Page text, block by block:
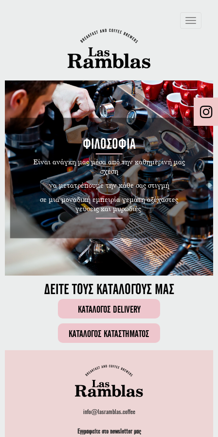
Toggle
ΦΙΛΟΣΟΦΙΑ
Είναι ανάγκη μας μέσα από την καθημερινή μας
σχέση
να μετατρέπουμε την κάθε σας στιγμή
σε μια μοναδική εμπειρία γεμάτη αξέχαστες
γεύσεις και μυρωδιές.
ΔΕΙΤΕ ΤΟΥΣ ΚΑΤΑΛΟΓΟΥΣ ΜΑΣ
ΚΑΤΑΛΟΓΟΣ DELIVERY
ΚΑΤΑΛΟΓΟΣ ΚΑΤΑΣΤΗΜΑΤΟΣ
info@lasramblas.coffee
Εγγραφείτε στο newsletter μας